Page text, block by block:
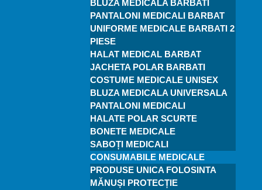
BLUZA MEDICALA BARBATI
PANTALONI MEDICALI BARBAT
UNIFORME MEDICALE BARBATI 2
PIESE
HALAT MEDICAL BARBAT
JACHETA POLAR BARBATI
COSTUME MEDICALE UNISEX
BLUZA MEDICALA UNIVERSALA
PANTALONI MEDICALI
HALATE POLAR SCURTE
BONETE MEDICALE
SABOȚI MEDICALI
CONSUMABILE MEDICALE
PRODUSE UNICA FOLOSINTA
MĂNUȘI PROTECȚIE